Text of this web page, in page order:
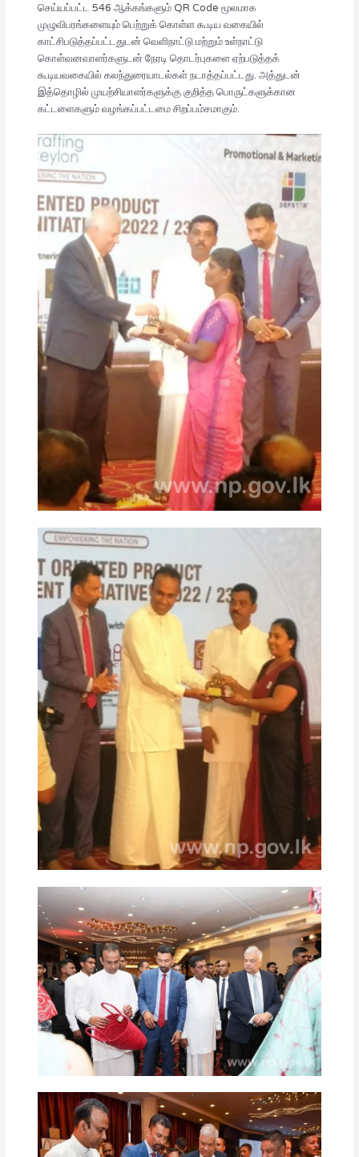
செய்யப்பட்ட 546 ஆக்கங்களும் QR Code மூலமாக
முழுவிபரங்களையும் பெற்றுக் கொள்ள கூடிய வகையில்
காட்சிபடுத்தப்பட்டதுடன் வெளிநாட்டு மற்றும் உள்நாட்டு
கொள்வனவாளர்களுடன் நேரடி தொடர்புகளை ஏற்படுத்தக்
கூடியவகையில் கலந்துரையாடல்கள் நடாத்தப்பட்டது. அத்துடன்
இத்தொழில் முயற்சியாளர்களுக்கு குறித்த பொருட்களுக்கான
கட்டளைகளும் வழங்கப்பட்டமை சிறப்பம்சமாகும்.